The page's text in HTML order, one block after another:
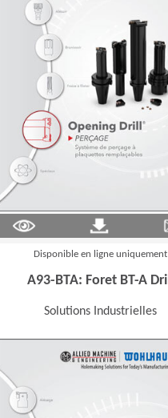
(Opens in a new window)
Disponible en ligne uniquement
A93-BTA: Foret BT-A Drill
Solutions Industrielles